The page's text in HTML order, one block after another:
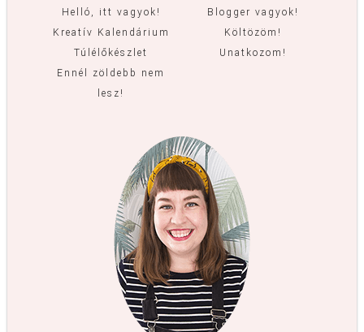
Helló, itt vagyok!
Kreatív Kalendárium
Túlélőkészlet
Ennél zöldebb nem
lesz!
Blogger vagyok!
Költözöm!
Unatkozom!